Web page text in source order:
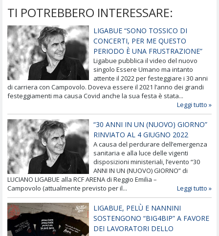
TI POTREBBERO INTERESSARE:
LIGABUE “SONO TOSSICO DI
CONCERTI, PER ME QUESTO
PERIODO È UNA FRUSTRAZIONE”
Ligabue pubblica il video del nuovo
singolo Essere Umano ma intanto
attente il 2022 per festeggiare i 30 anni
di carriera con Campovolo. Doveva essere il 2021 l’anno dei grandi
festeggiamenti ma causa Covid anche la sua festa è stata...
Leggi tutto »
“30 ANNI IN UN (NUOVO) GIORNO”
RINVIATO AL 4 GIUGNO 2022
A causa del perdurare dell’emergenza
sanitaria e alla luce delle vigenti
disposizioni ministeriali, l’evento “30
ANNI IN UN (NUOVO) GIORNO” di
LUCIANO LIGABUE alla RCF ARENA di Reggio Emilia –
Campovolo (attualmente previsto per il...
Leggi tutto »
LIGABUE, PELÙ E NANNINI
SOSTENGONO “BIG4BIP” A FAVORE
DEI LAVORATORI DELLO